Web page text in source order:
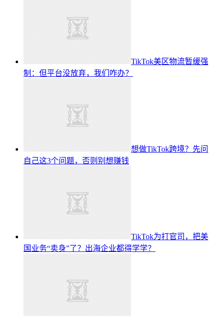
TikTok美区物流暂缓强
制：但平台没放弃，我们咋办？
想做TikTok跨境？先问
自己这3个问题，否则别想赚钱
TikTok为打官司，把美
国业务“卖身”了？出海企业都得学学？